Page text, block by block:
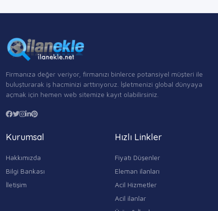
Firmanıza değer veriyor, firmanızı binlerce potansiyel müşteri ile
buluşturarak iş hacminizi arttırıyoruz. İşletmenizi global dünyaya
açmak için hemen web sitemize kayıt olabilirsiniz.
Kurumsal
Hakkımızda
Bilgi Bankası
İletişim
Hızlı Linkler
Fiyatı Düşenler
Eleman ilanları
Acil Hizmetler
Acil ilanlar